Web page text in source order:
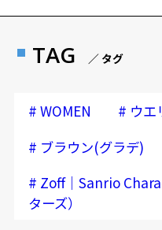
TAG ／ タグ
# WOMEN # ウエ
# ブラウン(グラデ)
# Zoff｜Sanrio
ターズ）